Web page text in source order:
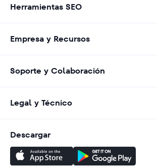
Herramientas SEO
Empresa y Recursos
Soporte y Colaboración
Legal y Técnico
Descargar